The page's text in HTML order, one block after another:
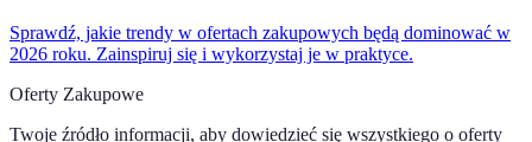
Sprawdź, jakie trendy w ofertach zakupowych będą dominować w
2026 roku. Zainspiruj się i wykorzystaj je w praktyce.
Oferty Zakupowe
Twoje źródło informacji, aby dowiedzieć się wszystkiego o oferty